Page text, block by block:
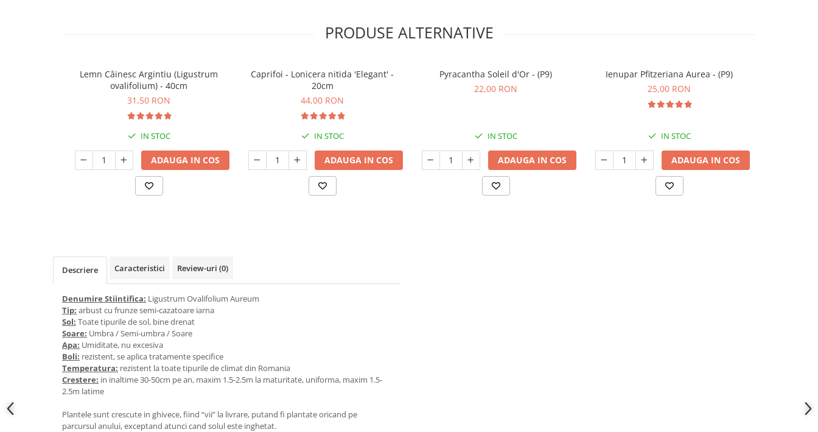
PRODUSE ALTERNATIVE
Lemn Câinesc Argintiu (Ligustrum
ovalifolium) - 40cm
31,50 RON
IN STOC
ADAUGA IN COS
Caprifoi - Lonicera nitida 'Elegant' -
20cm
44,00 RON
IN STOC
ADAUGA IN COS
Pyracantha Soleil d'Or - (P9)
22,00 RON
IN STOC
ADAUGA IN COS
Ienupar Pfitzeriana Aurea - (P9)
25,00 RON
IN STOC
ADAUGA IN COS
Descriere Caracteristici Review-uri (0)
Denumire Stiintifica: Ligustrum Ovalifolium Aureum
Tip: arbust cu frunze semi-cazatoare iarna
Sol: Toate tipurile de sol, bine drenat
Soare: Umbra / Semi-umbra / Soare
Apa: Umiditate, nu excesiva
Boli: rezistent, se aplica tratamente specifice
Temperatura: rezistent la toate tipurile de climat din Romania
Crestere: in inaltime 30-50cm pe an, maxim 1.5-2.5m la maturitate, uniforma, maxim 1.5-
2.5m latime
Plantele sunt crescute in ghivece, fiind “vii” la livrare, putand fi plantate oricand pe
parcursul anului, exceptand atunci cand solul este inghetat.